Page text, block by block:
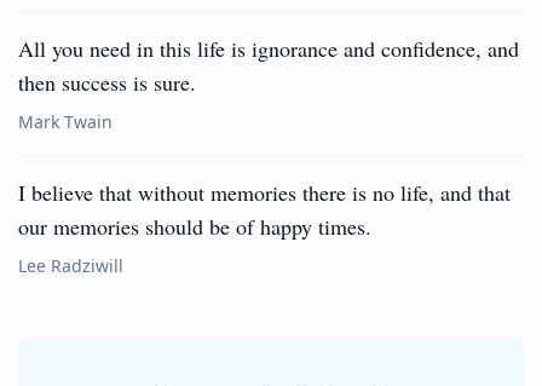
All you need in this life is ignorance and confidence, and
then success is sure.
Mark Twain
I believe that without memories there is no life, and that
our memories should be of happy times.
Lee Radziwill